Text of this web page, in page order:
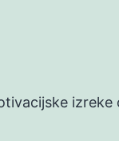
izreke